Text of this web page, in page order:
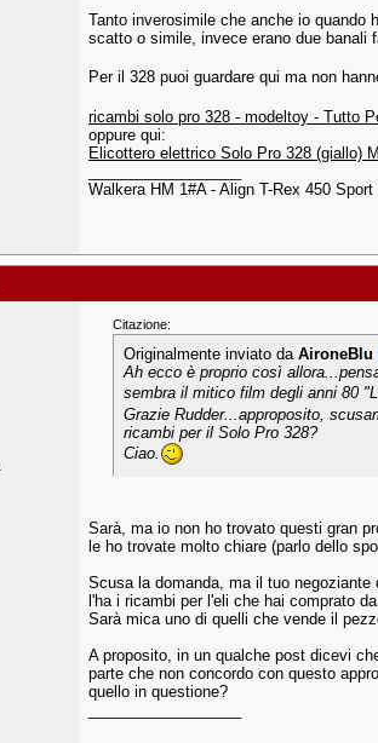
Tanto inverosimile che anche io quando
scatto o simile, invece erano due banali
Per il 328 puoi guardare qui ma non
ricambi solo pro 328 - modeltoy - Tutto
oppure qui:
Elicottero elettrico Solo Pro 328 (giallo)
Walkera HM 1#A - Align T-Rex 450
Citazione:
Originalmente inviato da AironeBlu
Ah ecco è proprio così
sembra il mitico film degli anni 80
Grazie Rudder...approposito,
ricambi per il Solo Pro 328?
Ciao.
Sarà, ma io non ho trovato questi gran
le ho trovate molto chiare (parlo dello
Scusa la domanda, ma il tuo
l'ha i ricambi per l'eli che hai comprato
Sarà mica uno di quelli che vende il
A proposito, in un qualche post dicevi
parte che non concordo con questo
quello in questione?